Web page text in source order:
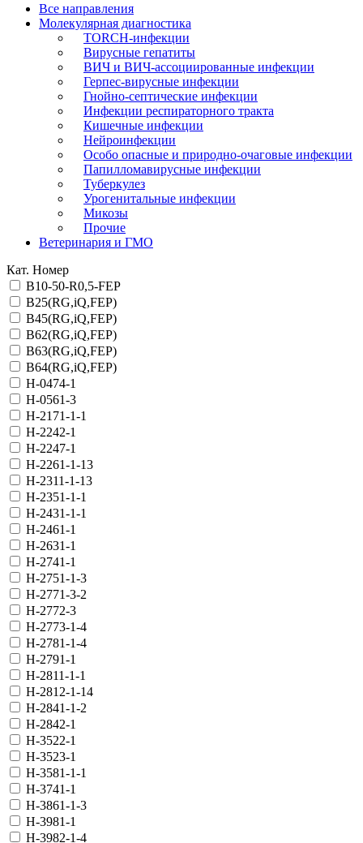
Все направления
Молекулярная диагностика
TORCH-инфекции
Вирусные гепатиты
ВИЧ и ВИЧ-ассоциированные инфекции
Герпес-вирусные инфекции
Гнойно-септические инфекции
Инфекции респираторного тракта
Кишечные инфекции
Нейроинфекции
Особо опасные и природно-очаговые инфекции
Папилломавирусные инфекции
Туберкулез
Урогенитальные инфекции
Микозы
Прочие
Ветеринария и ГМО
Кат. Номер
B10-50-R0,5-FEP
B25(RG,iQ,FEP)
B45(RG,iQ,FEP)
B62(RG,iQ,FEP)
B63(RG,iQ,FEP)
B64(RG,iQ,FEP)
H-0474-1
H-0561-3
H-2171-1-1
H-2242-1
H-2247-1
H-2261-1-13
H-2311-1-13
H-2351-1-1
H-2431-1-1
H-2461-1
H-2631-1
H-2741-1
H-2751-1-3
H-2771-3-2
H-2772-3
H-2773-1-4
H-2781-1-4
H-2791-1
H-2811-1-1
H-2812-1-14
H-2841-1-2
H-2842-1
H-3522-1
H-3523-1
H-3581-1-1
H-3741-1
H-3861-1-3
H-3981-1
H-3982-1-4